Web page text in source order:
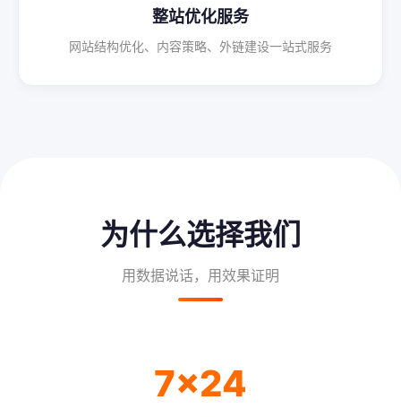
整站优化服务
网站结构优化、内容策略、外链建设一站式服务
为什么选择我们
用数据说话，用效果证明
7×24